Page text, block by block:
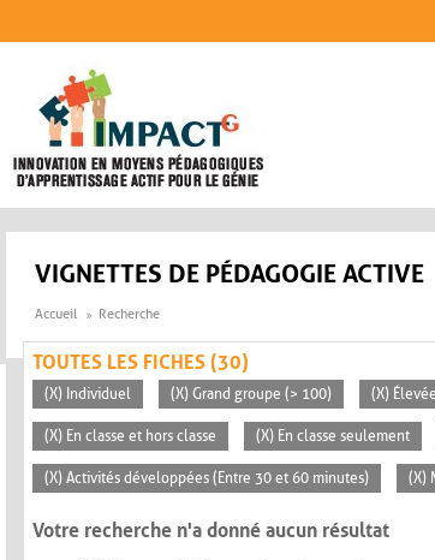
VIGNETTES DE PÉDAGOGIE ACTIVE
Accueil Recherche
TOUTES LES FICHES (30)
(X) Individuel (X) Grand groupe (> 100) (X) Élevée
(X) En classe et hors classe (X) En classe seulement
(X) Activités développées (Entre 30 et 60 minutes) (X)
Votre recherche n'a donné aucun résultat